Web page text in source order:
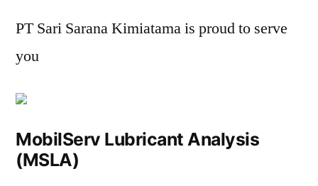
PT Sari Sarana Kimiatama is proud to serve
you
MobilServ Lubricant Analysis
(MSLA)